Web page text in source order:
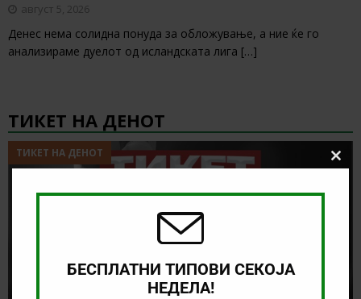
август 5, 2026
Денес нема солидна понуда за обложување, а ние ќе го
анализираме дуелот од исландската лига […]
ТИКЕТ НА ДЕНОТ
ТИКЕТ НА ДЕНОТ
БЕСПЛАТНИ ТИПОВИ СЕКОЈА
НЕДЕЛА!